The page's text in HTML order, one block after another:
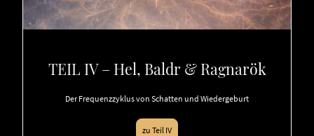
TEIL IV – Hel, Baldr & Ragnarök
Der Frequenzzyklus von Schatten und Wiedergeburt
zu Teil IV